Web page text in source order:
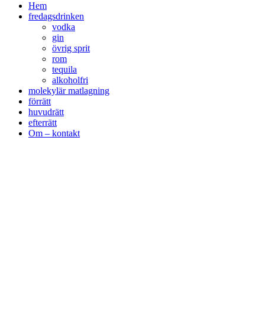
Hem
fredagsdrinken
vodka
gin
övrig sprit
rom
tequila
alkoholfri
molekylär matlagning
förrätt
huvudrätt
efterrätt
Om – kontakt